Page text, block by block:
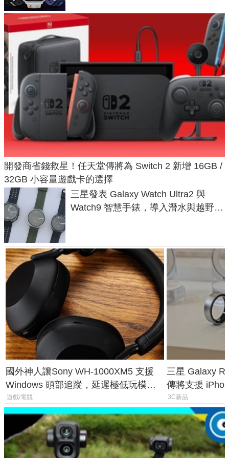
開發商省錢救星！任天堂傳將為 Switch 2 新增 16GB /
32GB 小容量遊戲卡的選擇
三星發表 Galaxy Watch Ultra2 與
Watch9 智慧手錶，導入潛水與越野跑
國外神人讓Sony WH-1000XM5 支援
Windows 頭部追蹤，延遲極低玩模擬
飛行超有感
遊戲/電競
三星 Galaxy
傳將支援
慧家電連動功
3C新品